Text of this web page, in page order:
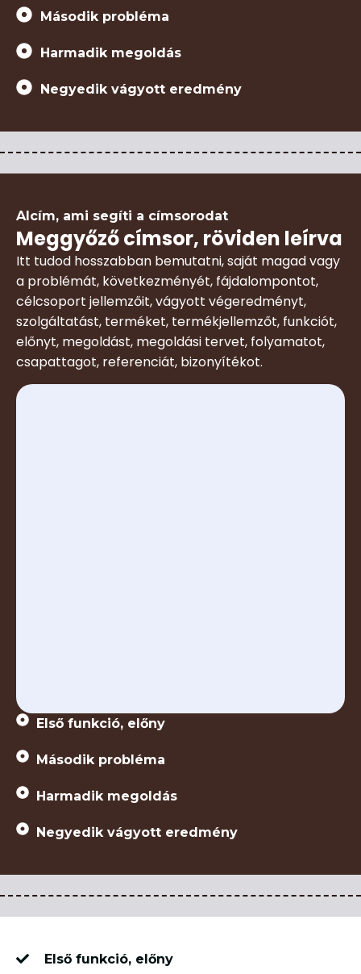
Második probléma
Harmadik megoldás
Negyedik vágyott eredmény
Alcím, ami segíti a címsorodat
Meggyőző címsor, röviden leírva
Itt tudod hosszabban bemutatni, saját magad vagy
a problémát, következményét, fájdalompontot,
célcsoport jellemzőit, vágyott végeredményt,
szolgáltatást, terméket, termékjellemzőt, funkciót,
előnyt, megoldást, megoldási tervet, folyamatot,
csapattagot, referenciát, bizonyítékot.
Első funkció, előny
Második probléma
Harmadik megoldás
Negyedik vágyott eredmény
Első funkció, előny